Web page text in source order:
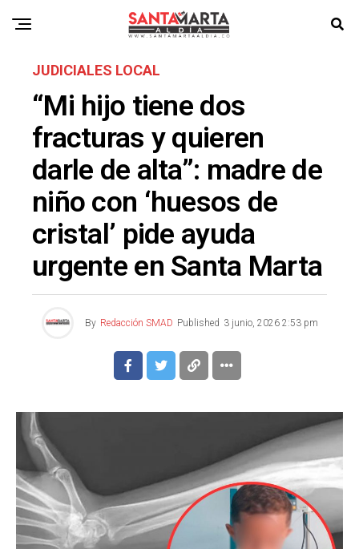
JUDICIALES LOCAL
“Mi hijo tiene dos
fracturas y quieren
darle de alta”: madre de
niño con ‘huesos de
cristal’ pide ayuda
urgente en Santa Marta
By Redacción SMAD Published 3 junio, 2026 2:53 pm